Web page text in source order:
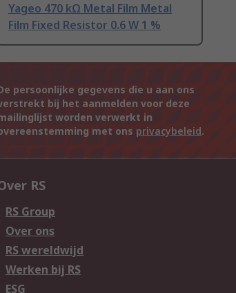
Yageo 470 kΩ Metal Film Metal
Film Fixed Resistor 0.6 W 1 %
persoonlijke gegevens die u aan ons
bij het aanmelden voor deze
worden verwerkt in
met ons privacybeleid.
RS
RS Group
Over ons
RS wereldwijd
Werken bij RS
ESG